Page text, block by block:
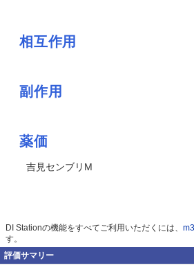
相互作用
副作用
薬価
吉見センブリM
DI Stationの機能をすべてご利用いただくには、
す。
評価サマリー